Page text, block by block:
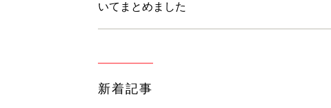
【たまひよ ファミリーパーク2026】